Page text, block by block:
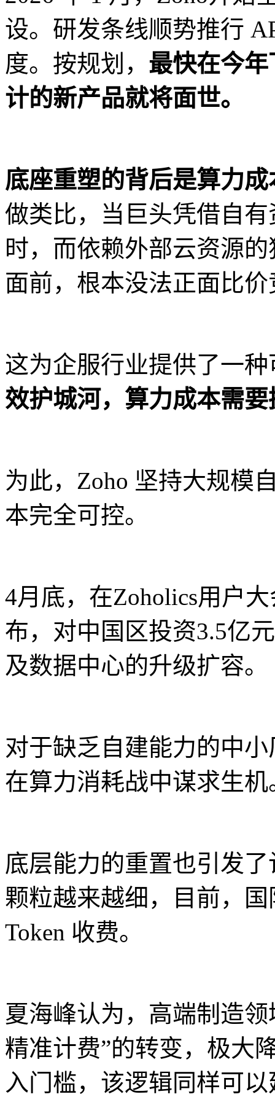
设。研发条线顺势推行
度。按规划， 最快在今
计的新产品就将面世。
底座重塑的背后是算力
做类比，当巨头凭借自
时，而依赖外部云资源
面前，根本没法正面比价
这为企服行业提供了一
效护城河，算力成本需
为此，Zoho 坚持大规模
本完全可控。
4月底，在Zoholics用户
布，对中国区投资3.5亿
及数据中心的升级扩容。
对于缺乏自建能力的中
在算力消耗战中谋求生机
底层能力的重置也引发
颗粒越来越细，目前，
Token 收费。
夏海峰认为，高端制造
精准计费”的转变，极大
入门槛，该逻辑同样可